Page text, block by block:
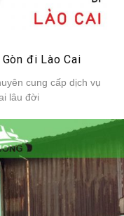
đi Lào Cai
cung cấp dịch vụ
lâu đời